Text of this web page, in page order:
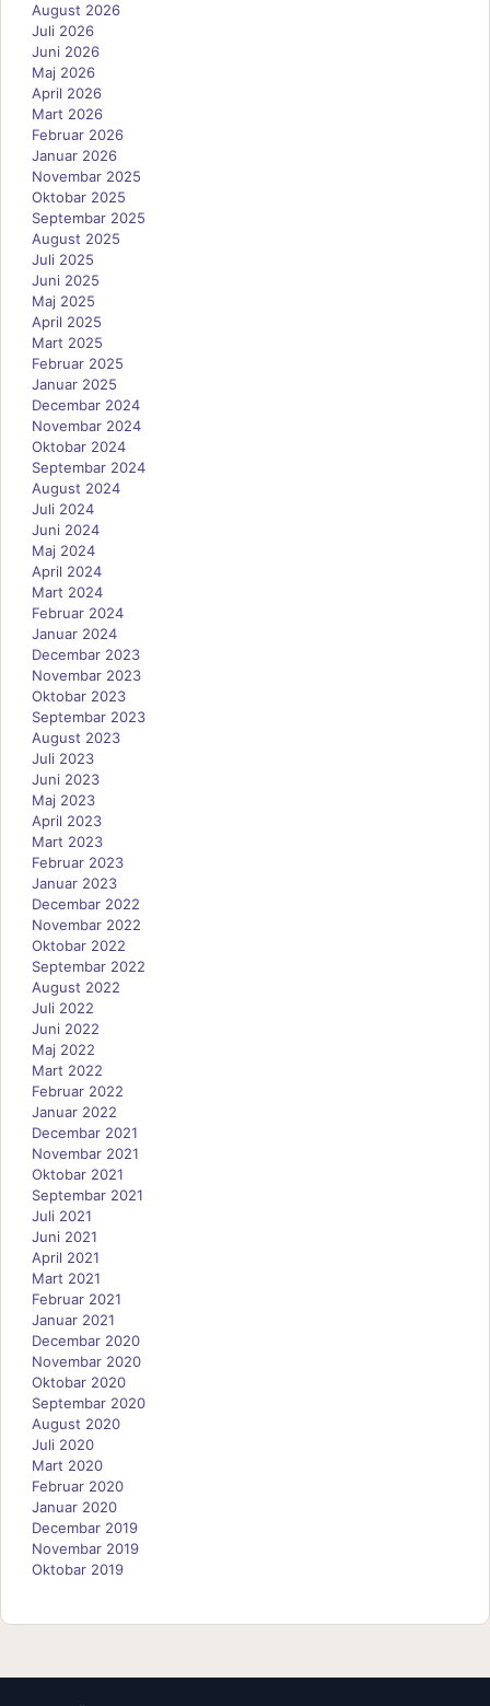
August 2026
Juli 2026
Juni 2026
Maj 2026
April 2026
Mart 2026
Februar 2026
Januar 2026
Novembar 2025
Oktobar 2025
Septembar 2025
August 2025
Juli 2025
Juni 2025
Maj 2025
April 2025
Mart 2025
Februar 2025
Januar 2025
Decembar 2024
Novembar 2024
Oktobar 2024
Septembar 2024
August 2024
Juli 2024
Juni 2024
Maj 2024
April 2024
Mart 2024
Februar 2024
Januar 2024
Decembar 2023
Novembar 2023
Oktobar 2023
Septembar 2023
August 2023
Juli 2023
Juni 2023
Maj 2023
April 2023
Mart 2023
Februar 2023
Januar 2023
Decembar 2022
Novembar 2022
Oktobar 2022
Septembar 2022
August 2022
Juli 2022
Juni 2022
Maj 2022
Mart 2022
Februar 2022
Januar 2022
Decembar 2021
Novembar 2021
Oktobar 2021
Septembar 2021
Juli 2021
Juni 2021
April 2021
Mart 2021
Februar 2021
Januar 2021
Decembar 2020
Novembar 2020
Oktobar 2020
Septembar 2020
August 2020
Juli 2020
Mart 2020
Februar 2020
Januar 2020
Decembar 2019
Novembar 2019
Oktobar 2019